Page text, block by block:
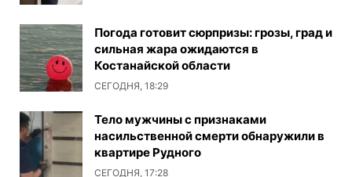
Погода готовит сюрпризы: грозы, град и
сильная жара ожидаются в
Костанайской области
СЕГОДНЯ, 18:29
Тело мужчины с признаками
насильственной смерти обнаружили в
квартире Рудного
СЕГОДНЯ, 17:28